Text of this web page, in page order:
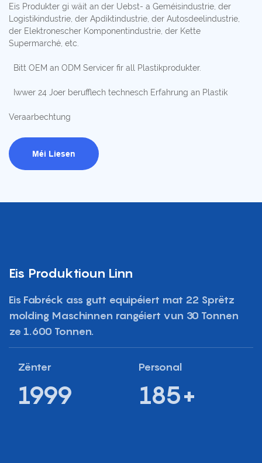
Eis Produkter gi wäit an der Uebst- a Geméisindustrie, der
Logistikindustrie, der Apdiktindustrie, der Autosdeelindustrie,
der Elektronescher Komponentindustrie, der Kette
Supermarché, etc.
Bitt OEM an ODM Servicer fir all Plastikprodukter.
Iwwer 24 Joer berufflech technesch Erfahrung an Plastik
Veraarbechtung
Méi Liesen
Eis Produktioun Linn
Eis Fabréck ass gutt equipéiert mat 22 Sprëtz
molding Maschinnen rangéiert vun 30 Tonnen
ze 1.600 Tonnen.
Zënter
1999
Personal
185+